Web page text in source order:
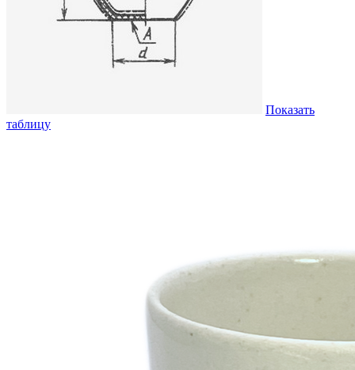
Показать
таблицу